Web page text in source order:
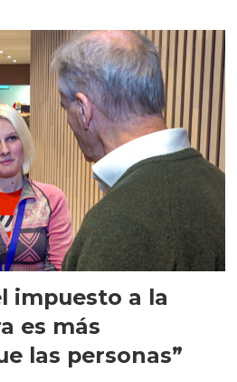
impuesto a la
es más
las personas”